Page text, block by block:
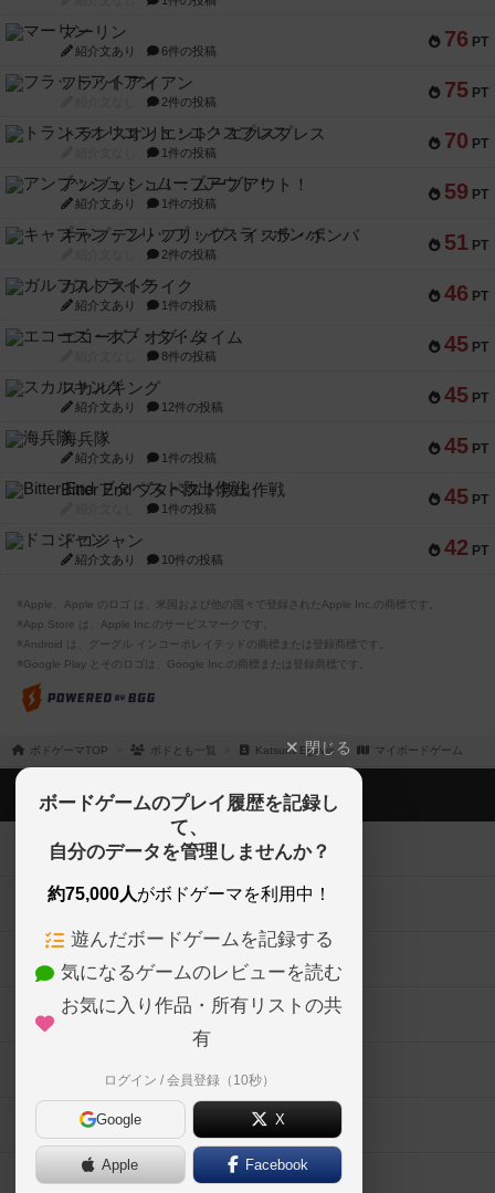
76 PT
マーリン
紹介文あり 6件の投稿
75 PT
フラットアイアン
2件の投稿
70 PT
トランスオリエント・エクスプレス
1件の投稿
59 PT
アンブッシュ！：ムーブアウト！
紹介文あり 1件の投稿
51 PT
キャプテン・フリップ：イスラ・ボンバ
2件の投稿
46 PT
ガルフストライク
紹介文あり 1件の投稿
45 PT
エコーズ・オブ・タイム
8件の投稿
45 PT
スカルキング
紹介文あり 12件の投稿
45 PT
海兵隊
紹介文あり 1件の投稿
45 PT
Bitter End ブタペスト救出作戦
1件の投稿
42 PT
ドコジャン
紹介文あり 10件の投稿
※Apple、Apple のロゴ は、米国および他の国々で登録されたApple Inc.の商標です。
※App Store は、Apple Inc.のサービスマークです。
※Android は、グーグル インコーポレイテッドの商標または登録商標です。
※Google Play とそのロゴは、Google Inc.の商標または登録商標です。
ボドゲーマTOP ボドとも一覧 Katsumi Egawa マイボードゲーム
閉じる
ボードゲームのプレイ履歴を記録し
て、
自分のデータを管理しませんか？
約75,000人がボドゲーマを利用中！
遊んだボードゲームを記録する
気になるゲームのレビューを読む
お気に入り作品・所有リストの共
有
ログイン / 会員登録（10秒）
Google X
Apple Facebook
ボドゲーマTOP
ボードゲームを検索する
ボードゲームの新着レビュー
ボードゲーム会情報
メカニクス特集
掲示板・トピックス
ボドとも・会員一覧
ボードゲーム業界コラム